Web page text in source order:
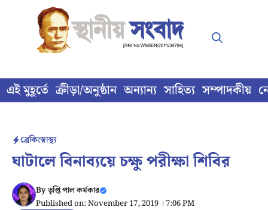
content
এই মুহূর্তে ক্রীড়া/অনুষ্ঠান অন্যান্য সাহিত্য সম্পাদকীয়
ব্রেকিংস্বাস্থ্য
ঘাটালে বিনাব্যয়ে চক্ষু পরীক্ষা শিবির
Byতৃপ্তি পাল কর্মকার
Published on: November 17, 2019 । 7:06 PM